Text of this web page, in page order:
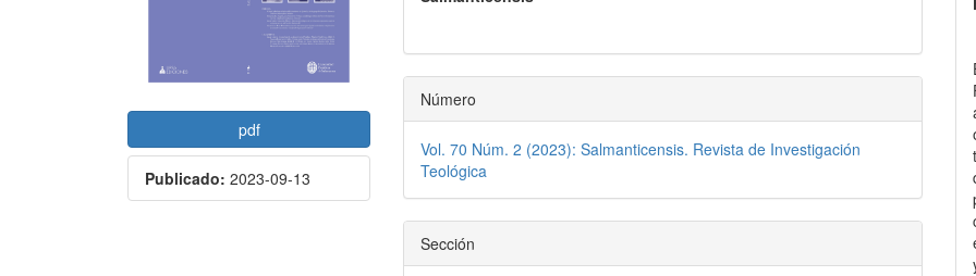
pdf
Publicado: 2023-09-13
del
artículo
Número
Vol. 70 Núm. 2 (2023): Salmanticensis. Revista de Investigación
Teológica
Sección